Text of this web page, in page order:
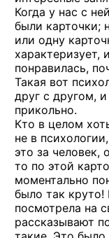
Когда у нас с
были карточки;
или одну
характеризует,
понравилась,
Такая вот
друг с другом,
прикольно.
Кто в целом
не в
это за
то по этой
моментально
было так круто!
посмотрела на
рассказывают